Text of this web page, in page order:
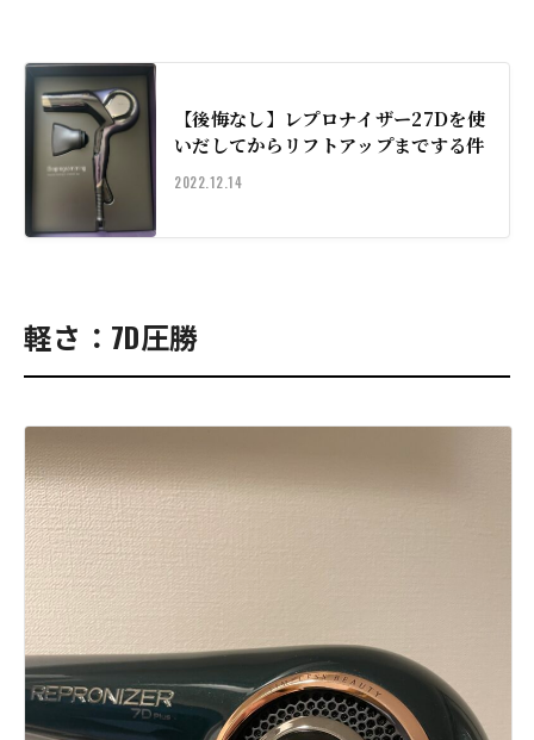
【後悔なし】レプロナイザー27Dを使
いだしてからリフトアップまでする件
2022.12.14
軽さ：7D圧勝